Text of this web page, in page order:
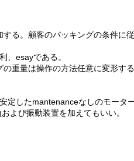
る。顧客のパッキングの条件に
、esayである。
重量は操作の方法任意に変形す
したmantenanceなしのモーター
よび振動装置を加えてもいい。